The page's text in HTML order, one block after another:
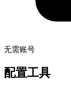
无需账号
配置工具